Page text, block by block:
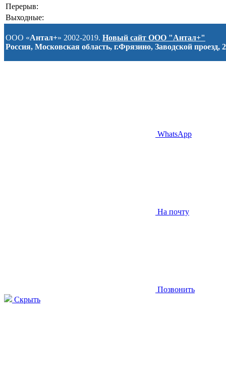
Перерыв:
Выходные:
ООО «Антал+» 2002-2019. Новый сайт ООО "Антал+"
Россия, Московская область, г.Фрязино, Заводской проезд, 2
WhatsApp
На почту
Позвонить
Скрыть